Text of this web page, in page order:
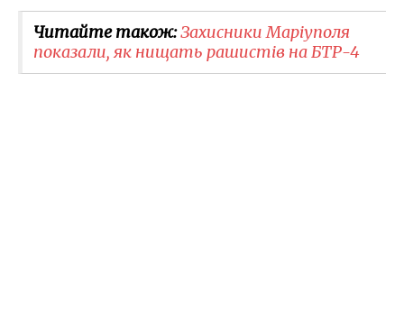
Читайте також:Захисники Маріуполя
показали, як нищать рашистів на БТР-4